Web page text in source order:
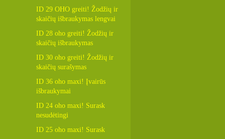
ID 29 OHO greiti! Žodžių ir
skaičių išbraukymas lengvai
ID 28 oho greiti! Žodžių ir
skaičių išbraukymas
ID 30 oho greiti! Žodžių ir
skaičių surašymas
ID 36 oho maxi! Įvairūs
išbraukymai
ID 24 oho maxi! Surask
nesudėtingi
ID 25 oho maxi! Surask